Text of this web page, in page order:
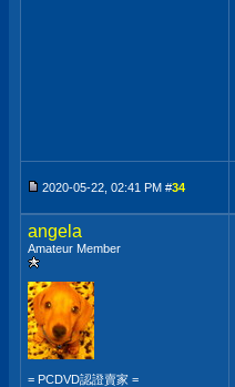
2020-05-22, 02:41 PM #34
angela
Amateur Member
= PCDVD認證賣家 =